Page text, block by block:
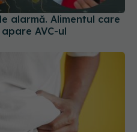
alarmă. Alimentul care
AVC-ul